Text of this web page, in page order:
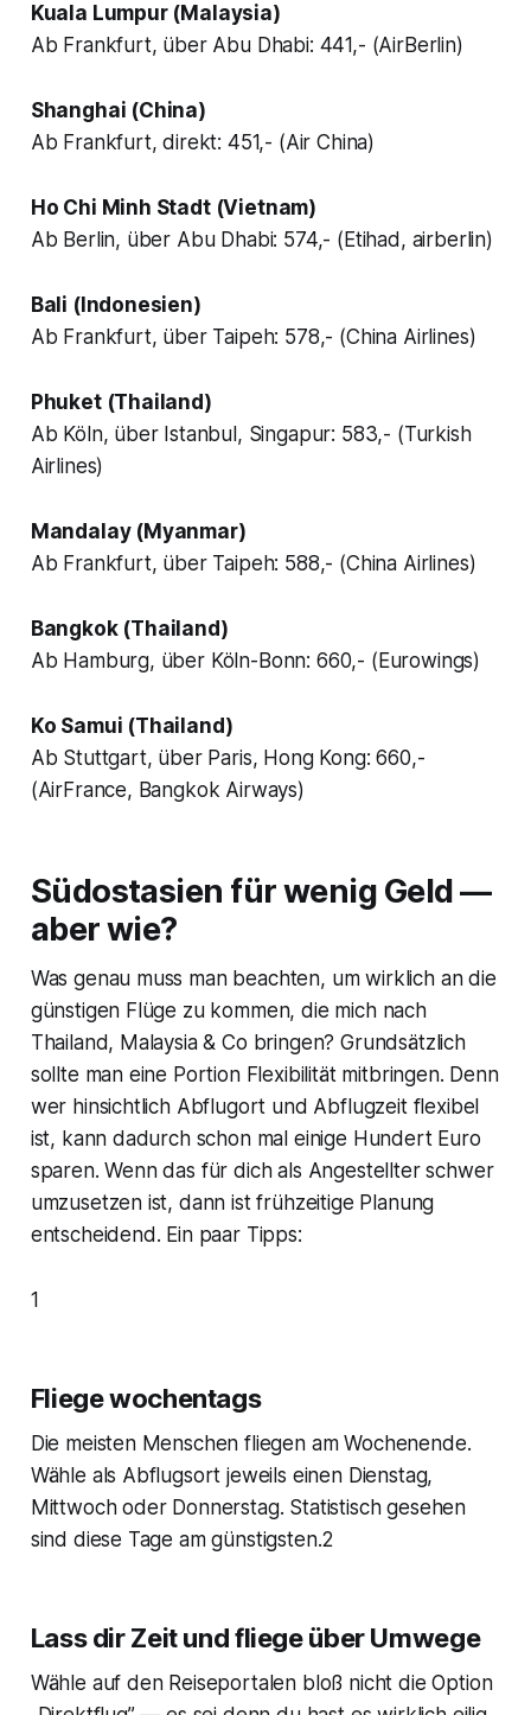
Kuala Lumpur (Malaysia)
Ab Frankfurt, über Abu Dhabi: 441,- (AirBerlin)
Shanghai (China)
Ab Frankfurt, direkt: 451,- (Air China)
Ho Chi Minh Stadt (Vietnam)
Ab Berlin, über Abu Dhabi: 574,- (Etihad, airberlin)
Bali (Indonesien)
Ab Frankfurt, über Taipeh: 578,- (China Airlines)
Phuket (Thailand)
Ab Köln, über Istanbul, Singapur: 583,- (Turkish
Airlines)
Mandalay (Myanmar)
Ab Frankfurt, über Taipeh: 588,- (China Airlines)
Bangkok (Thailand)
Ab Hamburg, über Köln-Bonn: 660,- (Eurowings)
Ko Samui (Thailand)
Ab Stuttgart, über Paris, Hong Kong: 660,-
(AirFrance, Bangkok Airways)
Südostasien für wenig Geld —
aber wie?
Was genau muss man beachten, um wirklich an die
günstigen Flüge zu kommen, die mich nach
Thailand, Malaysia & Co bringen? Grundsätzlich
sollte man eine Portion Flexibilität mitbringen. Denn
wer hinsichtlich Abflugort und Abflugzeit flexibel
ist, kann dadurch schon mal einige Hundert Euro
sparen. Wenn das für dich als Angestellter schwer
umzusetzen ist, dann ist frühzeitige Planung
entscheidend. Ein paar Tipps:
1
Fliege wochentags
Die meisten Menschen fliegen am Wochenende.
Wähle als Abflugsort jeweils einen Dienstag,
Mittwoch oder Donnerstag. Statistisch gesehen
sind diese Tage am günstigsten.2
Lass dir Zeit und fliege über Umwege
Wähle auf den Reiseportalen bloß nicht die Option